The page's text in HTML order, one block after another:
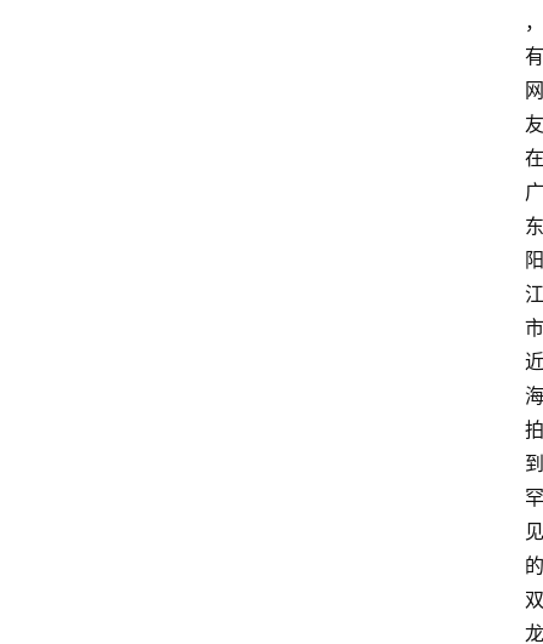
，
有
网
友
在
广
东
阳
江
市
近
海
拍
到
罕
见
的
双
龙